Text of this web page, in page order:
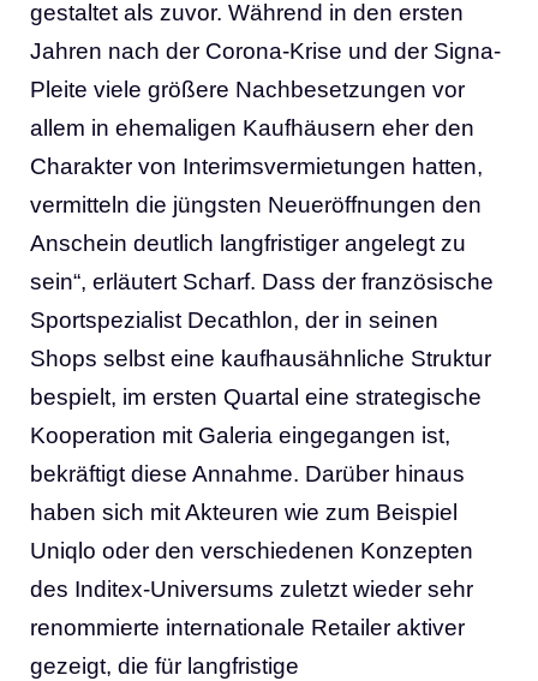
gestaltet als zuvor. Während in den ersten
Jahren nach der Corona-Krise und der Signa-
Pleite viele größere Nachbesetzungen vor
allem in ehemaligen Kaufhäusern eher den
Charakter von Interimsvermietungen hatten,
vermitteln die jüngsten Neueröffnungen den
Anschein deutlich langfristiger angelegt zu
sein“, erläutert Scharf. Dass der französische
Sportspezialist Decathlon, der in seinen
Shops selbst eine kaufhausähnliche Struktur
bespielt, im ersten Quartal eine strategische
Kooperation mit Galeria eingegangen ist,
bekräftigt diese Annahme. Darüber hinaus
haben sich mit Akteuren wie zum Beispiel
Uniqlo oder den verschiedenen Konzepten
des Inditex-Universums zuletzt wieder sehr
renommierte internationale Retailer aktiver
gezeigt, die für langfristige